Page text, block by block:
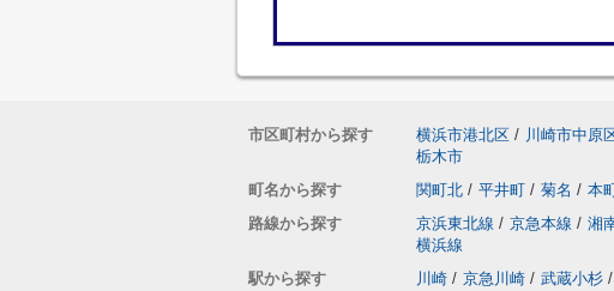
市区町村から探す 横浜市港北区 / 川崎市中原
栃木市
町名から探す
関町北 / 平井町 / 菊名 / 本
路線から探す
京浜東北線 / 京急本線 / 湘
横浜線
駅から探す
川崎 / 京急川崎 / 武蔵小杉 /